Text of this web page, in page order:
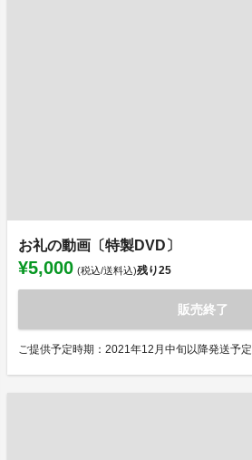
お礼の動画〔特製DVD〕
¥5,000 (税込/送料込)残り25
販売終了
ご提供予定時期：2021年12月中旬以降発送予定